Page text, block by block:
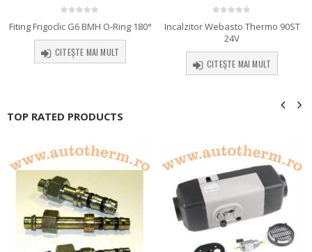
Fiting Frigoclic G6 BMH O-Ring 180°
CITEȘTE MAI MULT
out of 5
Incalzitor Webasto Thermo 90ST
24V
CITEȘTE MAI MULT
TOP RATED PRODUCTS